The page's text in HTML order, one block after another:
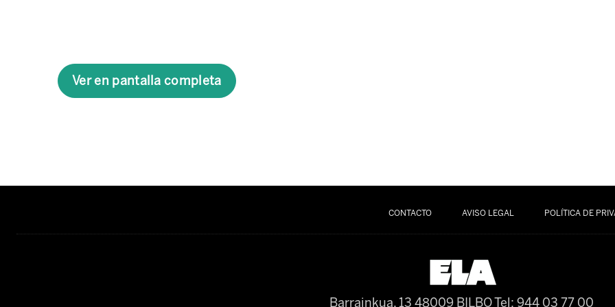
Ver en pantalla completa
CONTACTO AVISO LEGAL POLÍTICA DE
Barrainkua, 13 48009 BILBOTel: 944 03 77 00